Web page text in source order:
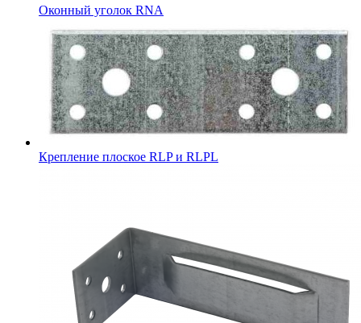
Оконный уголок RNA
Крепление плоское RLP и RLPL